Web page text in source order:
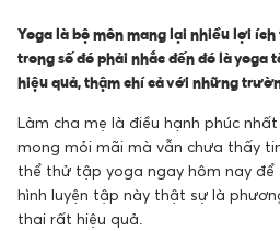
Yoga là bộ môn mang lại nhiều lợi
trong số đó phải nhắc đến đó là yoga
hiệu quả, thậm chí cả với những
Làm cha mẹ là điều hạnh phúc
mong mỏi mãi mà vẫn chưa thấy
thể thử tập yoga ngay hôm nay để
hình luyện tập này thật sự là
thai rất hiệu quả.